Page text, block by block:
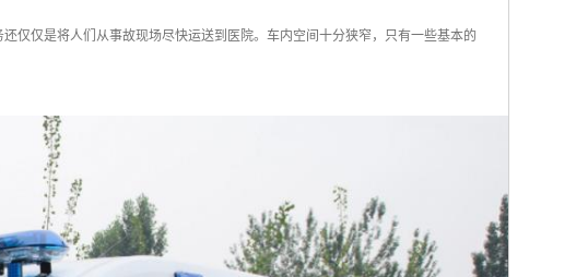
仅仅是将人们从事故现场尽快运送到医院。车内空间十分狭窄，只有一些基本的